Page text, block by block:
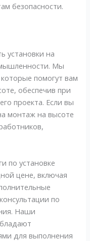
безопасности.
установки на
Мы
помогут вам
обеспечив при
проекта. Если вы
монтаж на высоте
по установке
цене, включая
по
Наши
для выполнения